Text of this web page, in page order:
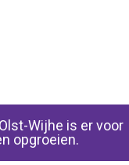
Wijhe is er voor
opgroeien.